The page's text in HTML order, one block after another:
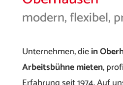
modern, flexibel,
Unternehmen, diein
Arbeitsbühne mieten,